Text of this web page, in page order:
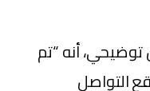
توضيحي، أنه “تم
التواصل